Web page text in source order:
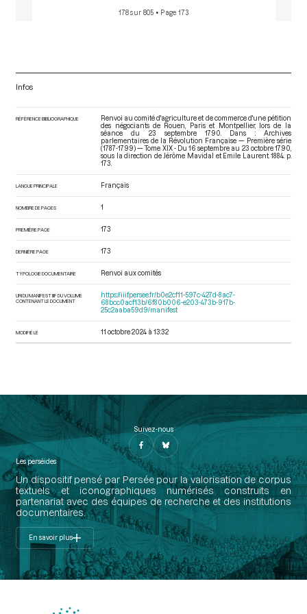
178 sur 805 • Page 173
Infos
RÉFÉRENCE BIBLIOGRAPHIQUE
Renvoi au comité d'agriculture et de commerce d'une pétition
des négociants de Rouen, Paris et Montpellier, lors de la
séance du 23 septembre 1790. Dans : Archives
parlementaires de la Révolution Française — Première série
(1787-1799) — Tome XIX - Du 16 septembre au 23 octobre 1790
sous la direction de Jérôme Mavidal et Emile Laurent. 1884. p.
173.
LANGUE PRINCIPALE Français
NOMBRE DE PAGES 1
PREMIÈRE PAGE 173
DERNIÈRE PAGE 173
TYPOLOGIE DOCUMENTAIRE Renvoi aux comités
URI DU MANIFEST IIIF DU VOLUME
CONTENANT LE DOCUMENT
https://iiif.persee.fr/b0e2cf11-597c-427d-8ac7-
68bcc0acf13b/6f80b006-e203-473b-917b-
25c2aaba59d9/manifest
MODIFIÉ LE 11 octobre 2024 à 13:32
Suivez-nous
Les perséides
Un dispositif pensé par Persée pour la valorisation de corpus
textuels et iconographiques numérisés construits en
partenariat avec des équipes de recherche et des institutions
documentaires.
En savoir plus